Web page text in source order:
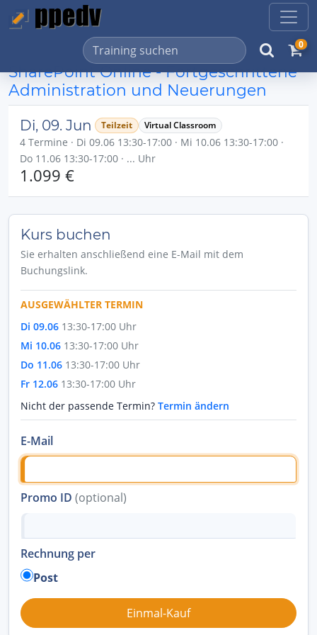
0
SharePoint Online - Fortgeschrittene
Administration und Neuerungen
Di, 09. Jun Teilzeit Virtual Classroom
4 Termine · Di 09.06 13:30-17:00 · Mi 10.06 13:30-17:00 ·
Do 11.06 13:30-17:00 · ... Uhr
1.099 €
Kurs buchen
Sie erhalten anschließend eine E-Mail mit dem
Buchungslink.
AUSGEWÄHLTER TERMIN
Di 09.06 13:30-17:00 Uhr
Mi 10.06 13:30-17:00 Uhr
Do 11.06 13:30-17:00 Uhr
Fr 12.06 13:30-17:00 Uhr
Nicht der passende Termin? Termin ändern
E-Mail
Promo ID (optional)
Rechnung per
Post